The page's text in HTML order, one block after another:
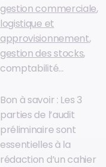
gestion commerciale,
logistique et
approvisionnement,
gestion des stocks,
comptabilité…
Bon à savoir : Les 3
parties de l’audit
préliminaire sont
essentielles à la
rédaction d’un cahier